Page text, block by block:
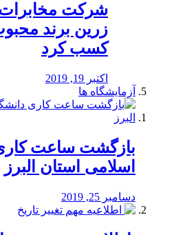
شرکت مخابرات
زرین برند
کسب کرد
اکتبر 19, 2019
آزمایشگاه ها
بازگشت ساعت کاری
اسلامی استان البرز
دسامبر 25, 2019